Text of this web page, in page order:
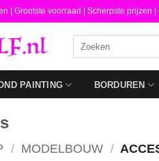
| Grootste voorraad | Scherpste prijzen
PAINTING BORDUREN
/ MODELBOUW /